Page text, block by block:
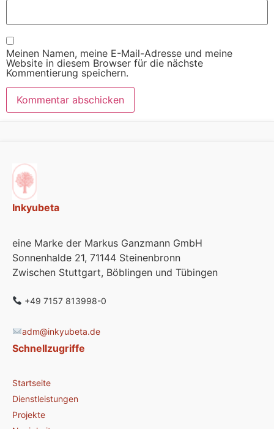
Meinen Namen, meine E-Mail-Adresse und meine
Website in diesem Browser für die nächste
Kommentierung speichern.
Inkyubeta
eine Marke der Markus Ganzmann GmbH
Sonnenhalde 21, 71144 Steinenbronn
Zwischen Stuttgart, Böblingen und Tübingen
+49 7157 813998-0
adm@inkyubeta.de
Schnellzugriffe
Startseite
Dienstleistungen
Projekte